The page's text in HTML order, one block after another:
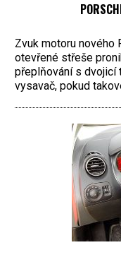
Zvuk motoru nového
otevřené střeše
přeplňování s dvojicí
vysavač, pokud